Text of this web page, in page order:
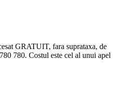
GRATUIT, fara suprataxa, de
780. Costul este cel al unui apel